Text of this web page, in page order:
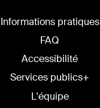
Informations pratiques
FAQ
Accessibilité
Services publics+
L'équipe